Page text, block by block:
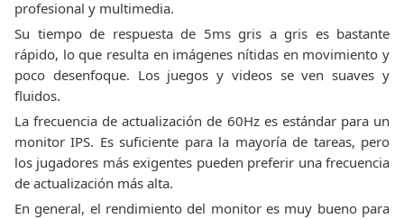
profesional y multimedia.
Su tiempo de respuesta de 5ms gris a gris es bastante
rápido, lo que resulta en imágenes nítidas en movimiento y
poco desenfoque. Los juegos y videos se ven suaves y
fluidos.
La frecuencia de actualización de 60Hz es estándar para un
monitor IPS. Es suficiente para la mayoría de tareas, pero
los jugadores más exigentes pueden preferir una frecuencia
de actualización más alta.
En general, el rendimiento del monitor es muy bueno para